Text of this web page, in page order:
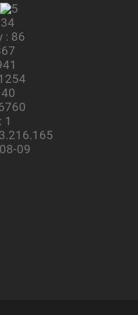
: 86
1
09